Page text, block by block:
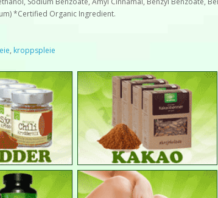
*Certified Organic Ingredient.
, kroppspleie